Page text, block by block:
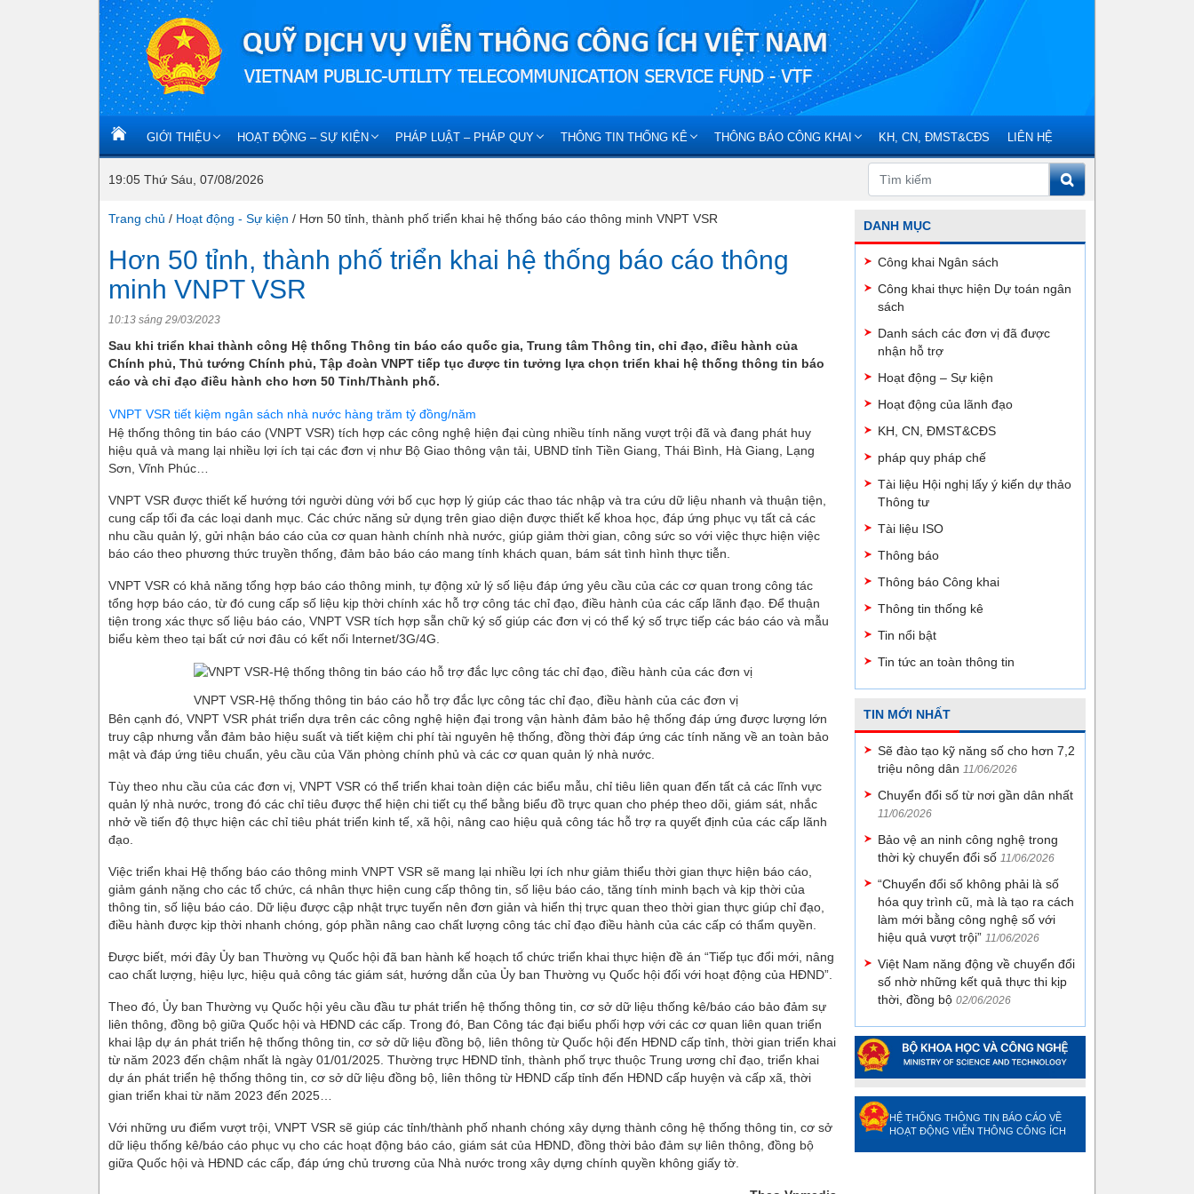
GIỚI THIỆU HOẠT ĐỘNG – SỰ KIỆN PHÁP LUẬT – PHÁP QUY THÔNG TIN THỐNG KÊ THÔNG BÁO CÔNG KHAI KH, CN, ĐMST&CĐS LIÊN HỆ
19:05 Thứ Sáu, 07/08/2026
Trang chủ / Hoạt động - Sự kiện / Hơn 50 tỉnh, thành phố triển khai hệ thống báo cáo thông minh VNPT VSR
Hơn 50 tỉnh, thành phố triển khai hệ thống báo cáo thông
minh VNPT VSR
10:13 sáng 29/03/2023
Sau khi triển khai thành công Hệ thống Thông tin báo cáo quốc gia, Trung tâm Thông tin, chỉ đạo, điều hành của
Chính phủ, Thủ tướng Chính phủ, Tập đoàn VNPT tiếp tục được tin tưởng lựa chọn triển khai hệ thống thông tin báo
cáo và chỉ đạo điều hành cho hơn 50 Tỉnh/Thành phố.
VNPT VSR tiết kiệm ngân sách nhà nước hàng trăm tỷ đồng/năm
Hệ thống thông tin báo cáo (VNPT VSR) tích hợp các công nghệ hiện đại cùng nhiều tính năng vượt trội đã và đang phát huy
hiệu quả và mang lại nhiều lợi ích tại các đơn vị như Bộ Giao thông vận tải, UBND tỉnh Tiền Giang, Thái Bình, Hà Giang, Lạng
Sơn, Vĩnh Phúc…
VNPT VSR được thiết kế hướng tới người dùng với bố cục hợp lý giúp các thao tác nhập và tra cứu dữ liệu nhanh và thuận tiện,
cung cấp tối đa các loại danh mục. Các chức năng sử dụng trên giao diện được thiết kế khoa học, đáp ứng phục vụ tất cả các
nhu cầu quản lý, gửi nhận báo cáo của cơ quan hành chính nhà nước, giúp giảm thời gian, công sức so với việc thực hiện việc
báo cáo theo phương thức truyền thống, đảm bảo báo cáo mang tính khách quan, bám sát tình hình thực tiễn.
VNPT VSR có khả năng tổng hợp báo cáo thông minh, tự động xử lý số liệu đáp ứng yêu cầu của các cơ quan trong công tác
tổng hợp báo cáo, từ đó cung cấp số liệu kịp thời chính xác hỗ trợ công tác chỉ đạo, điều hành của các cấp lãnh đạo. Để thuận
tiện trong xác thực số liệu báo cáo, VNPT VSR tích hợp sẵn chữ ký số giúp các đơn vị có thể ký số trực tiếp các báo cáo và mẫu
biểu kèm theo tại bất cứ nơi đâu có kết nối Internet/3G/4G.
VNPT VSR-Hệ thống thông tin báo cáo hỗ trợ đắc lực công tác chỉ đạo, điều hành của các đơn vị
Bên cạnh đó, VNPT VSR phát triển dựa trên các công nghệ hiện đại trong vận hành đảm bảo hệ thống đáp ứng được lượng lớn
truy cập nhưng vẫn đảm bảo hiệu suất và tiết kiệm chi phí tài nguyên hệ thống, đồng thời đáp ứng các tính năng về an toàn bảo
mật và đáp ứng tiêu chuẩn, yêu cầu của Văn phòng chính phủ và các cơ quan quản lý nhà nước.
Tùy theo nhu cầu của các đơn vị, VNPT VSR có thể triển khai toàn diện các biểu mẫu, chỉ tiêu liên quan đến tất cả các lĩnh vực
quản lý nhà nước, trong đó các chỉ tiêu được thể hiện chi tiết cụ thể bằng biểu đồ trực quan cho phép theo dõi, giám sát, nhắc
nhở về tiến độ thực hiện các chỉ tiêu phát triển kinh tế, xã hội, nâng cao hiệu quả công tác hỗ trợ ra quyết định của các cấp lãnh
đạo.
Việc triển khai Hệ thống báo cáo thông minh VNPT VSR sẽ mang lại nhiều lợi ích như giảm thiểu thời gian thực hiện báo cáo,
giảm gánh nặng cho các tổ chức, cá nhân thực hiện cung cấp thông tin, số liệu báo cáo, tăng tính minh bạch và kịp thời của
thông tin, số liệu báo cáo. Dữ liệu được cập nhật trực tuyến nên đơn giản và hiển thị trực quan theo thời gian thực giúp chỉ đạo,
điều hành được kịp thời nhanh chóng, góp phần nâng cao chất lượng công tác chỉ đạo điều hành của các cấp có thẩm quyền.
Được biết, mới đây Ủy ban Thường vụ Quốc hội đã ban hành kế hoạch tổ chức triển khai thực hiện đề án “Tiếp tục đổi mới, nâng
cao chất lượng, hiệu lực, hiệu quả công tác giám sát, hướng dẫn của Ủy ban Thường vụ Quốc hội đối với hoạt động của HĐND”.
Theo đó, Ủy ban Thường vụ Quốc hội yêu cầu đầu tư phát triển hệ thống thông tin, cơ sở dữ liệu thống kê/báo cáo bảo đảm sự
liên thông, đồng bộ giữa Quốc hội và HĐND các cấp. Trong đó, Ban Công tác đại biểu phối hợp với các cơ quan liên quan triển
khai lập dự án phát triển hệ thống thông tin, cơ sở dữ liệu đồng bộ, liên thông từ Quốc hội đến HĐND cấp tỉnh, thời gian triển khai
từ năm 2023 đến chậm nhất là ngày 01/01/2025. Thường trực HĐND tỉnh, thành phố trực thuộc Trung ương chỉ đạo, triển khai
dự án phát triển hệ thống thông tin, cơ sở dữ liệu đồng bộ, liên thông từ HĐND cấp tỉnh đến HĐND cấp huyện và cấp xã, thời
gian triển khai từ năm 2023 đến 2025…
Với những ưu điểm vượt trội, VNPT VSR sẽ giúp các tỉnh/thành phố nhanh chóng xây dựng thành công hệ thống thông tin, cơ sở
dữ liệu thống kê/báo cáo phục vụ cho các hoạt động báo cáo, giám sát của HĐND, đồng thời bảo đảm sự liên thông, đồng bộ
giữa Quốc hội và HĐND các cấp, đáp ứng chủ trương của Nhà nước trong xây dựng chính quyền không giấy tờ.
DANH MỤC
Công khai Ngân sách
Công khai thực hiện Dự toán ngân
sách
Danh sách các đơn vị đã được
nhận hỗ trợ
Hoạt động – Sự kiện
Hoạt động của lãnh đạo
KH, CN, ĐMST&CĐS
pháp quy pháp chế
Tài liệu Hội nghị lấy ý kiến dự thảo
Thông tư
Tài liệu ISO
Thông báo
Thông báo Công khai
Thông tin thống kê
Tin nổi bật
Tin tức an toàn thông tin
TIN MỚI NHẤT
Sẽ đào tạo kỹ năng số cho hơn 7,2
triệu nông dân 11/06/2026
Chuyển đổi số từ nơi gần dân nhất
11/06/2026
Bảo vệ an ninh công nghệ trong
thời kỳ chuyển đổi số 11/06/2026
“Chuyển đổi số không phải là số
hóa quy trình cũ, mà là tạo ra cách
làm mới bằng công nghệ số với
hiệu quả vượt trội” 11/06/2026
Việt Nam năng động về chuyển đổi
số nhờ những kết quả thực thi kịp
thời, đồng bộ 02/06/2026
HỆ THỐNG THÔNG TIN BÁO CÁO VỀ
HOẠT ĐỘNG VIỄN THÔNG CÔNG ÍCH